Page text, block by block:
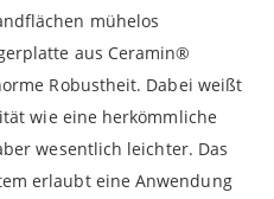
mühelos
aus Ceramin®
Robustheit. Dabei weißt
wie eine herkömmliche
wesentlich leichter. Das
erlaubt eine Anwendung